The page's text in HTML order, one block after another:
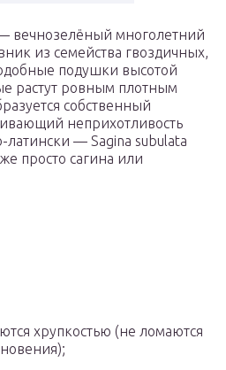
многолетний
из семейства гвоздичных,
подушки высотой
растут ровным плотным
собственный
неприхотливость
латински — Sagina subulata
просто сагина или
хрупкостью (не ломаются